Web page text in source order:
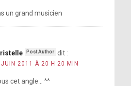
un grand musicien
dit :
2011 À 20 H 20 MIN
cet angle… ^^